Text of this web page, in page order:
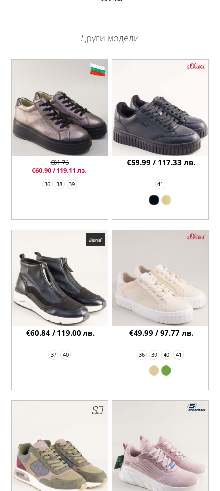
Други модели
36 38 39
€81.76
€60.90 / 119.11 лв.
41
€59.99 / 117.33 лв.
37 40
€60.84 / 119.00 лв.
36 39 40 41
€49.99 / 97.77 лв.